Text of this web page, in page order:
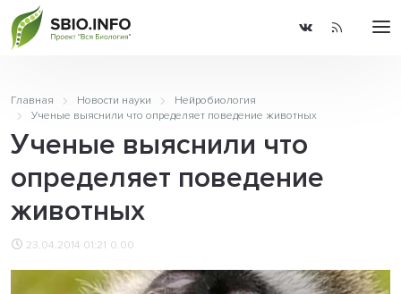
Главная Новости науки
Нейробиология
Ученые выяснили что определяет поведение животных
Ученые выяснили что
определяет поведение
животных
23.04.2014 01:21 0.00